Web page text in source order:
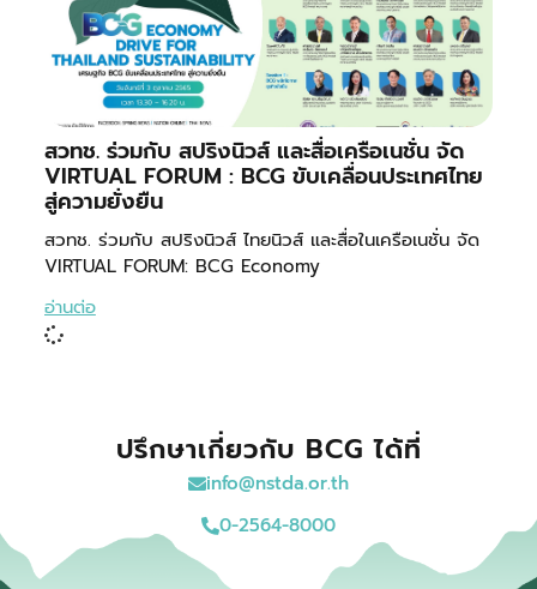
สวทช. ร่วมกับ สปริงนิวส์ และสื่อเครือเนชั่น จัด
VIRTUAL FORUM : BCG ขับเคลื่อนประเทศไทย
สู่ความยั่งยืน
สวทช. ร่วมกับ สปริงนิวส์ ไทยนิวส์ และสื่อในเครือเนชั่น จัด
VIRTUAL FORUM: BCG Economy
อ่านต่อ
ปรึกษาเกี่ยวกับ BCG ได้ที่
info@nstda.or.th
0-2564-8000